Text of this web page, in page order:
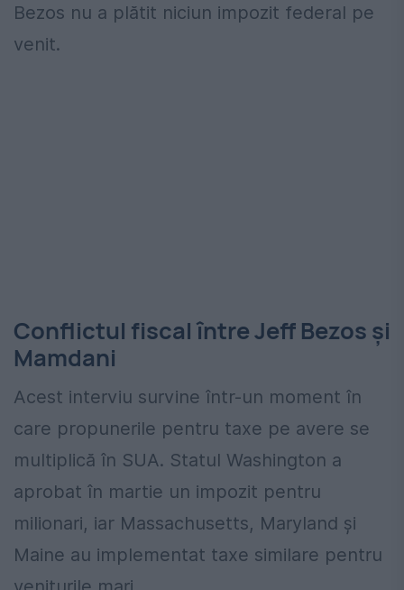
Bezos nu a plătit niciun impozit federal pe
venit.
Conflictul fiscal între Jeff Bezos și
Mamdani
Acest interviu survine într-un moment în
care propunerile pentru taxe pe avere se
multiplică în SUA. Statul Washington a
aprobat în martie un impozit pentru
milionari, iar Massachusetts, Maryland și
Maine au implementat taxe similare pentru